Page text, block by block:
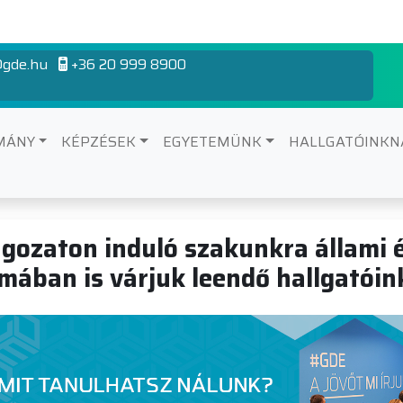
+36 20 999 8900
KÉPZÉSEK EGYETEMÜNK
induló szakunkra állami
is várjuk leendő